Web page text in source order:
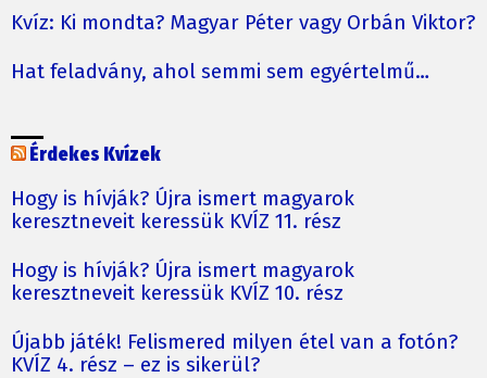
Kvíz: Ki mondta? Magyar Péter vagy Orbán Viktor?
Hat feladvány, ahol semmi sem egyértelmű…
Érdekes Kvízek
Hogy is hívják? Újra ismert magyarok
keresztneveit keressük KVÍZ 11. rész
Hogy is hívják? Újra ismert magyarok
keresztneveit keressük KVÍZ 10. rész
Újabb játék! Felismered milyen étel van a fotón?
KVÍZ 4. rész – ez is sikerül?